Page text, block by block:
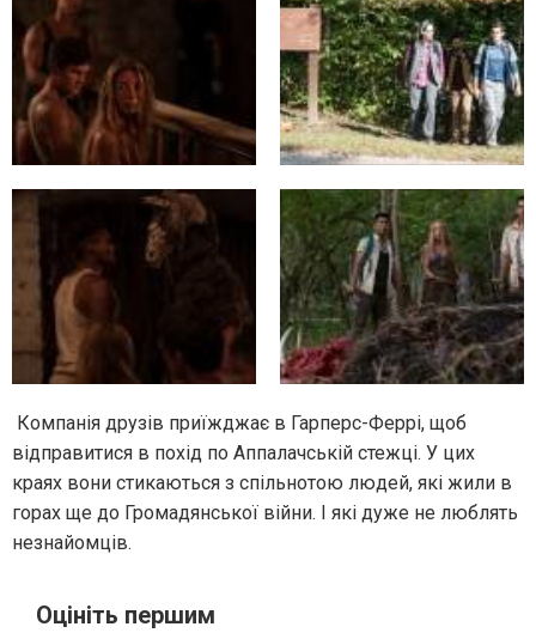
Компанія друзів приїжджає в Гарперс-Феррі, щоб
відправитися в похід по Аппалачській стежці. У цих
краях вони стикаються з спільнотою людей, які жили в
горах ще до Громадянської війни. І які дуже не люблять
незнайомців.
Оцініть першим